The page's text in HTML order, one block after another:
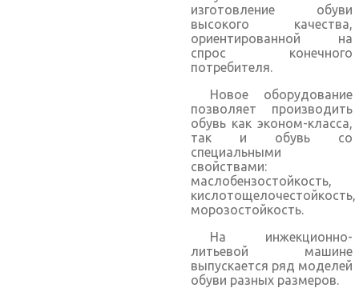
изготовление обуви
высокого качества,
ориентированной на
спрос конечного
потребителя.
Новое оборудование
позволяет производить
обувь как эконом-класса,
так и обувь со
специальными
свойствами:
маслобензостойкость,
кислотощелочестойкость,
морозостойкость.
На инжекционно-
литьевой машине
выпускается ряд моделей
обуви разных размеров.